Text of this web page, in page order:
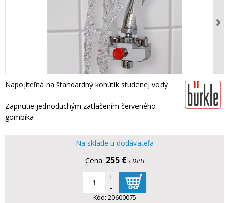
Napojiteľná na štandardný kohútik studenej vody
Zapnutie jednoduchým zatlačením červeného
gombíka
Na sklade u dodávateľa
255 € s DPH
+
-
Kód: 20600075